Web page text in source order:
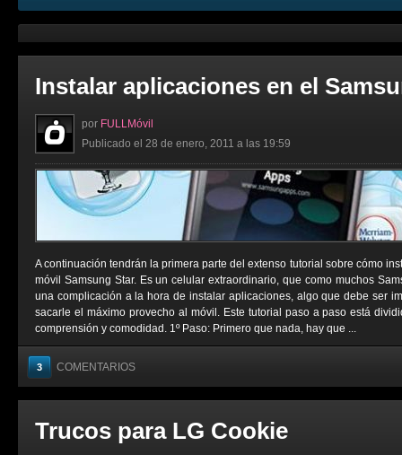
Instalar aplicaciones en el
por FULLMóvil
Publicado el 28 de enero, 2011 a las 19:59
A continuación tendrán la primera parte del extenso tutorial sobre cómo
móvil Samsung Star. Es un celular extraordinario, que como muchos
una complicación a la hora de instalar aplicaciones, algo que debe ser
sacarle el máximo provecho al móvil. Este tutorial paso a paso está
comprensión y comodidad. 1º Paso: Primero que nada, hay que ...
3 COMENTARIOS
Trucos para LG Cookie